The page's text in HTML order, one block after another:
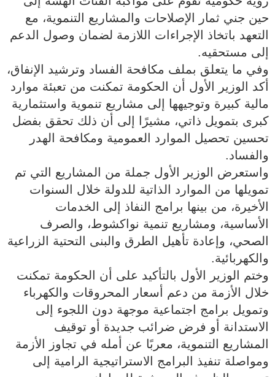
حين جني ثمار الإصلاحات والمشاريع التنموية، مع
التعهد باتخاذ الإجراءات اللازمة لضمان وصول الدعم
إلى مستحقيه.
وفي ما يتعلق بملف مكافحة الفساد وترشيد الإنفاق،
أكد الوزير الأول أن الحكومة تمكنت من تعبئة موارد
مالية كبيرة وتوجيهها إلى مشاريع تنموية واستثمارية
كبرى بتمويل ذاتي، مشيرًا إلى أن ذلك تحقق بفضل
تحسين تحصيل الموارد العمومية ومكافحة الهدر
والفساد.
واستعرض الوزير الأول جملة من المشاريع التي تم
تمويلها من الموارد الذاتية للدولة خلال السنوات
الأخيرة، من بينها برامج النفاذ إلى الخدمات
الأساسية، ومشاريع تنمية نواكشوط، والصرف
الصحي، وإعادة تأهيل الطرق والبنى التحتية الزراعية
والكهربائية.
وختم الوزير الأول بالتأكيد على أن الحكومة تمكنت
خلال الأزمة من دعم أسعار المحروقات والكهرباء
وتمويل برامج اجتماعية موجهة دون اللجوء إلى
الاستدانة أو فرض ضرائب جديدة أو توقيف
المشاريع التنموية، معربًا عن أمله في تجاوز الأزمة
ومواصلة تنفيذ البرامج الاستراتيجية الرامية إلى